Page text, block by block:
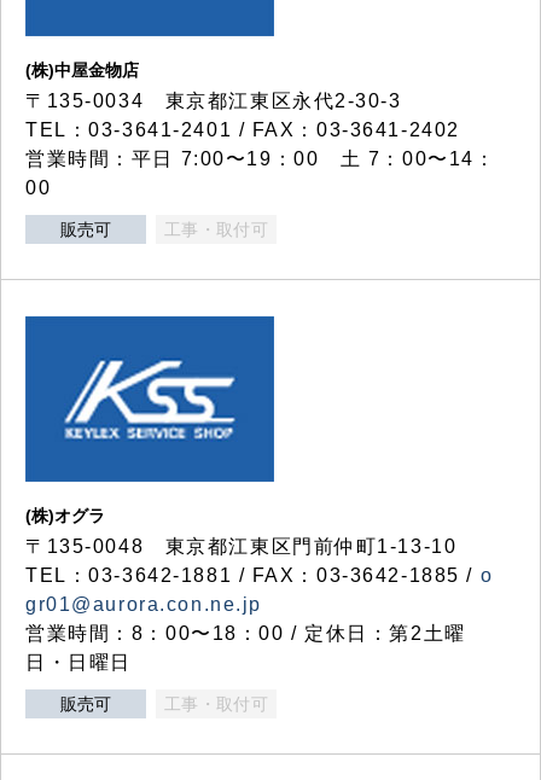
(株)中屋金物店
〒135-0034 東京都江東区永代2-30-3
TEL：03-3641-2401 / FAX：03-3641-2402
営業時間：平日 7:00〜19：00 土 7：00〜14：
00
販売可 工事・取付可
(株)オグラ
〒135-0048 東京都江東区門前仲町1-13-10
TEL：03-3642-1881 / FAX：03-3642-1885 / o
gr01@aurora.con.ne.jp
営業時間：8：00〜18：00 / 定休日：第2土曜
日・日曜日
販売可 工事・取付可